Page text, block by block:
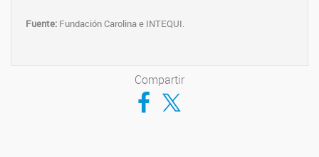
Fuente: Fundación Carolina e INTEQUI.
Compartir
Compartir en Facebook
Compartir en Twitter